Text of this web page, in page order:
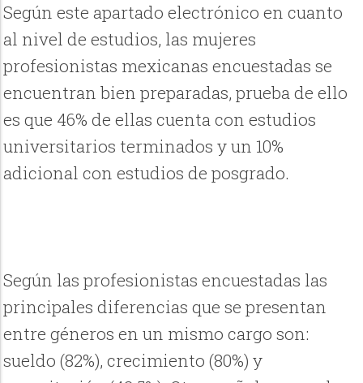
Según este apartado electrónico en cuanto
al nivel de estudios, las mujeres
profesionistas mexicanas encuestadas se
encuentran bien preparadas, prueba de ello
es que 46% de ellas cuenta con estudios
universitarios terminados y un 10%
adicional con estudios de posgrado.
Según las profesionistas encuestadas las
principales diferencias que se presentan
entre géneros en un mismo cargo son:
sueldo (82%), crecimiento (80%) y